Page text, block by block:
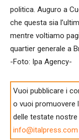
politica. Auguro a
che questa sia
mentre voltiamo
quartier generale a
-Foto: Ipa Agency-
Vuoi pubblicare i
o vuoi promuovere
delle testate
info@italpress.com